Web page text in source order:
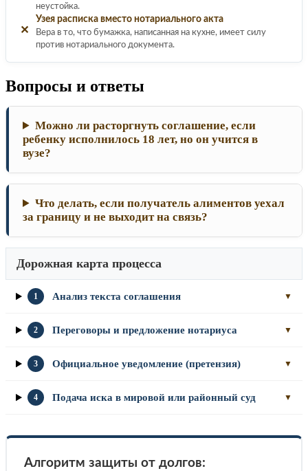
неустойка.
✕
Узея расписка вместо нотариального акта
Вера в то, что бумажка, написанная на кухне, имеет силу
против нотариального документа.
Вопросы и ответы
Можно ли расторгнуть соглашение, если
ребенку исполнилось 18 лет, но он учится в
вузе?
Что делать, если получатель алиментов уехал
за границу и не выходит на связь?
Дорожная карта процесса
1 Анализ текста соглашения ▼
2 Переговоры и предложение нотариуса ▼
3 Официальное уведомление (претензия) ▼
4 Подача иска в мировой или районный суд ▼
Алгоритм защиты от долгов: